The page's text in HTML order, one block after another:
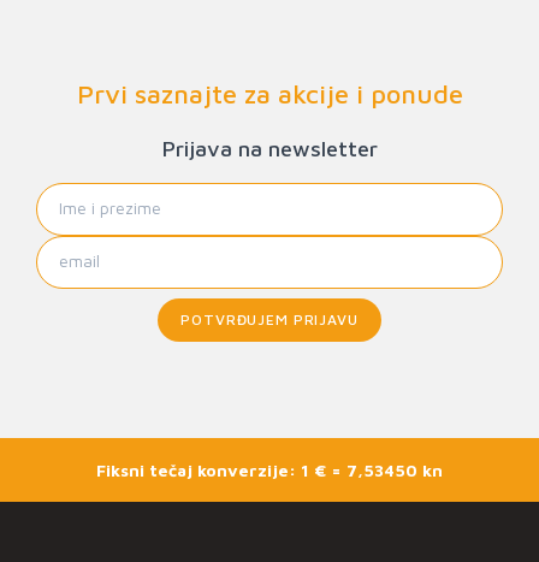
Prvi saznajte za akcije i ponude
Prijava na newsletter
POTVRĐUJEM PRIJAVU
Fiksni tečaj konverzije: 1 € = 7,53450 kn